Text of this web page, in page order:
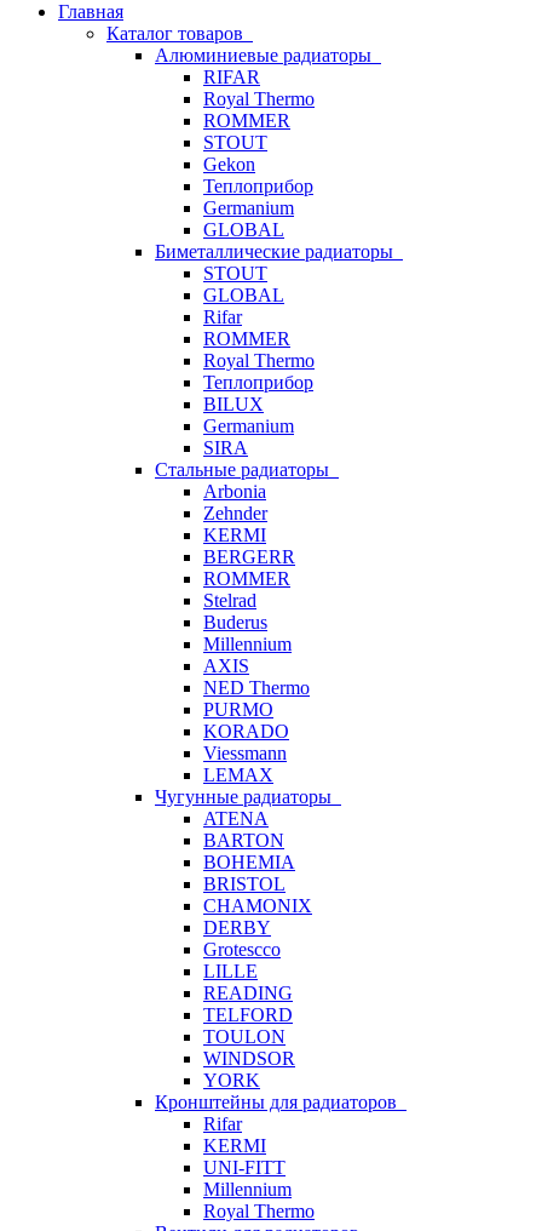
Главная
Каталог товаров
Алюминиевые радиаторы
RIFAR
Royal Thermo
ROMMER
STOUT
Gekon
Теплоприбор
Germanium
GLOBAL
Биметаллические радиаторы
STOUT
GLOBAL
Rifar
ROMMER
Royal Thermo
Теплоприбор
BILUX
Germanium
SIRA
Стальные радиаторы
Arbonia
Zehnder
KERMI
BERGERR
ROMMER
Stelrad
Buderus
Millennium
AXIS
NED Thermo
PURMO
KORADO
Viessmann
LEMAX
Чугунные радиаторы
ATENA
BARTON
BOHEMIA
BRISTOL
CHAMONIX
DERBY
Grotescco
LILLE
READING
TELFORD
TOULON
WINDSOR
YORK
Кронштейны для радиаторов
Rifar
KERMI
UNI-FITT
Millennium
Royal Thermo